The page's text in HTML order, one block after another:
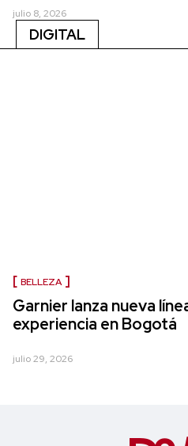
julio 8, 2026
DIGITAL
BELLEZA
Garnier lanza nueva
experiencia en Bogotá
julio 29, 2026